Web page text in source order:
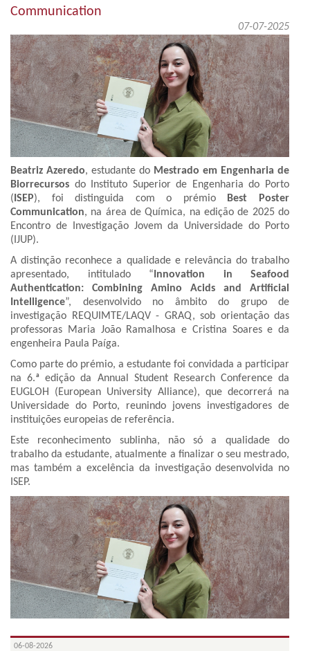
Communication
07-07-2025
Beatriz Azeredo, estudante do Mestrado em Engenharia de
Biorrecursos do Instituto Superior de Engenharia do Porto
( ISEP), foi distinguida com o prémio
Best Poster
Communication, na área de Química, na edição de 2025 do
Encontro de Investigação Jovem da Universidade do Porto
(IJUP).
A distinção reconhece a qualidade e relevância do trabalho
apresentado, intitulado “ Innovation in Seafood
Authentication: Combining Amino Acids and Artificial
Intelligence”, desenvolvido no âmbito do grupo de
investigação REQUIMTE/LAQV - GRAQ, sob orientação das
professoras Maria João Ramalhosa e Cristina Soares e da
engenheira Paula Paíga.
Como parte do prémio, a estudante foi convidada a participar
na 6.ª edição da Annual Student Research Conference da
EUGLOH (European University Alliance), que decorrerá na
Universidade do Porto, reunindo jovens investigadores de
instituições europeias de referência.
Este reconhecimento sublinha, não só a qualidade do
trabalho da estudante, atualmente a finalizar o seu mestrado,
mas também a excelência da investigação desenvolvida no
ISEP.
06-08-2026